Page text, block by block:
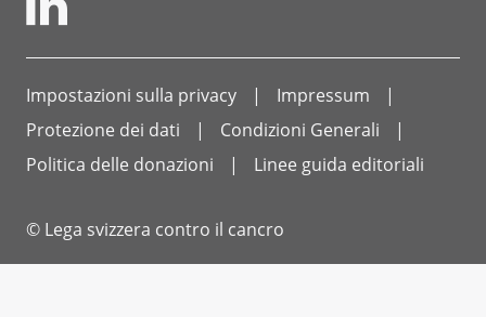
Impostazioni sulla privacy
Impressum
Protezione dei dati
Condizioni Generali
Politica delle donazioni
Linee guida editoriali
© Lega svizzera contro il cancro